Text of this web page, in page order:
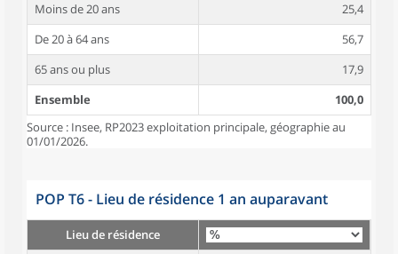
Moins de 20 ans
25,4
De 20 à 64 ans
56,7
65 ans ou plus
17,9
Ensemble
100,0
Source : Insee, RP2023 exploitation principale, géographie au
01/01/2026.
POP T6 - Lieu de résidence 1 an auparavant
Lieu de résidence